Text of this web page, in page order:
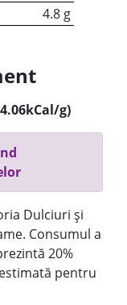
4.8 g
g)
Dulciuri și
Consumul a
20%
pentru